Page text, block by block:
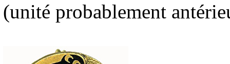
(unité probablement